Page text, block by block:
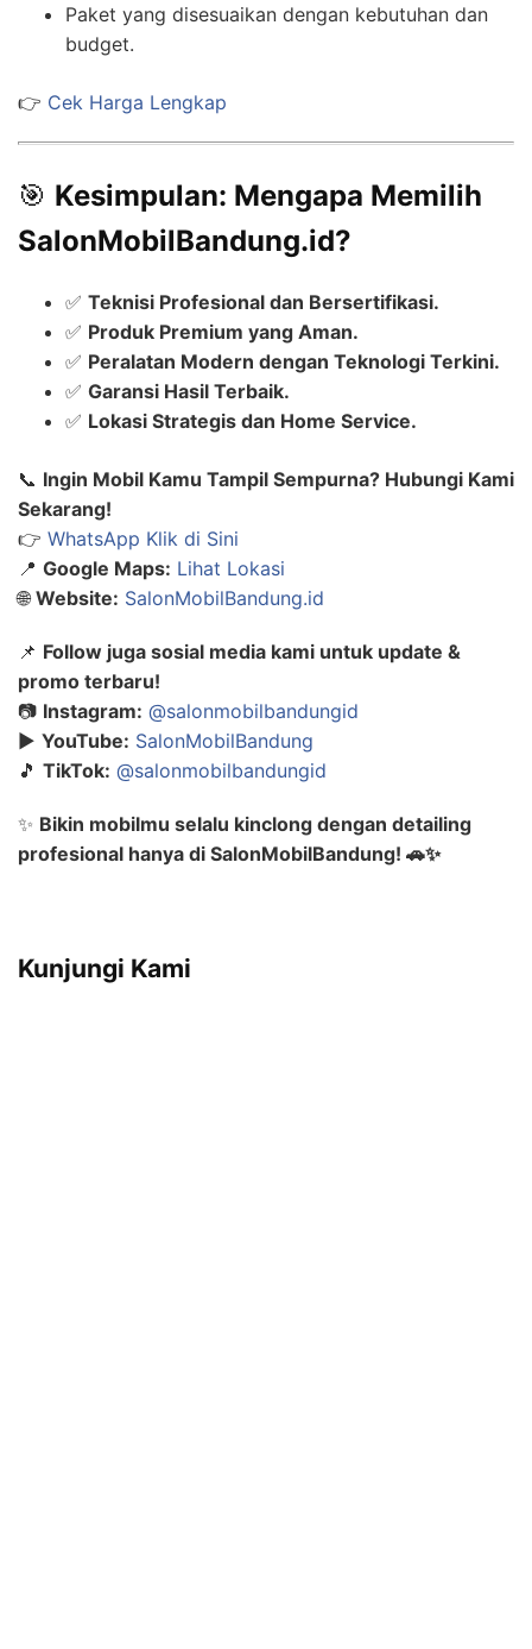
Paket yang disesuaikan dengan kebutuhan dan
budget.
👉 Cek Harga Lengkap
🎯 Kesimpulan: Mengapa Memilih
SalonMobilBandung.id?
✅ Teknisi Profesional dan Bersertifikasi.
✅ Produk Premium yang Aman.
✅ Peralatan Modern dengan Teknologi Terkini.
✅ Garansi Hasil Terbaik.
✅ Lokasi Strategis dan Home Service.
📞 Ingin Mobil Kamu Tampil Sempurna? Hubungi Kami
Sekarang!
👉 WhatsApp Klik di Sini
📍 Google Maps: Lihat Lokasi
🌐 Website: SalonMobilBandung.id
📌 Follow juga sosial media kami untuk update &
promo terbaru!
📷 Instagram: @salonmobilbandungid
▶️ YouTube: SalonMobilBandung
🎵 TikTok: @salonmobilbandungid
✨ Bikin mobilmu selalu kinclong dengan detailing
profesional hanya di SalonMobilBandung! 🚗✨
Kunjungi Kami